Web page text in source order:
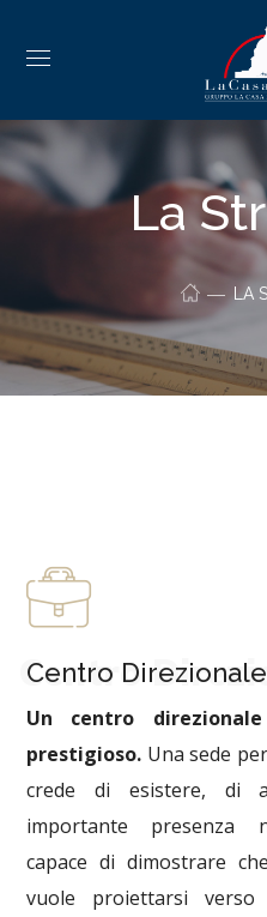
La
LA
Centro Direzionale
Centro
Un centro
prestigioso. Una sede
crede di esistere, di
importante presenza
capace di dimostrare
vuole proiettarsi